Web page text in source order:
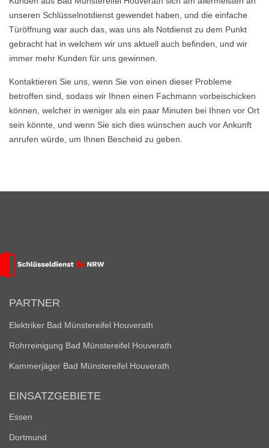
unseren Schlüsselnotdienst gewendet haben, und die einfache
Türöffnung war auch das, was uns als Notdienst zu dem Punkt
gebracht hat in welchem wir uns aktuell auch befinden, und wir
immer mehr Kunden für uns gewinnen.
Kontaktieren Sie uns, wenn Sie von einen dieser Probleme
betroffen sind, sodass wir Ihnen einen Fachmann vorbeischicken
können, welcher in weniger als ein paar Minuten bei Ihnen vor Ort
sein könnte, und wenn Sie sich dies wünschen auch vor Ankunft
anrufen würde, um Ihnen Bescheid zu geben.
PARTNER
Elektriker Bad Münstereifel Houverath
Rohrreinigung Bad Münstereifel Houverath
Kammerjäger Bad Münstereifel Houverath
EINSATZGEBIETE
Essen
Dortmund